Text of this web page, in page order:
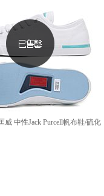
威 中性Jack Purcell帆布鞋/硫化